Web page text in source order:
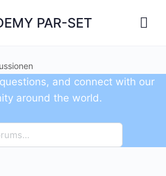
PAR-SET
and connect with our
around the world.